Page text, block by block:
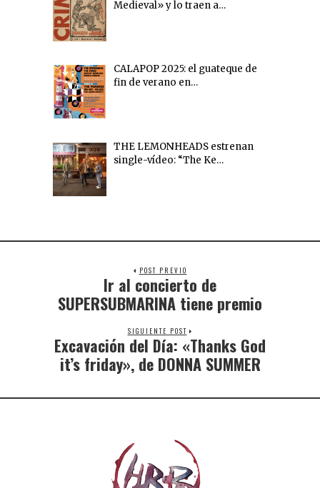
Medieval» y lo traen a…
CALAPOP 2025: el guateque de
fin de verano en…
THE LEMONHEADS estrenan
single-vídeo: “The Ke…
POST PREVIO
Ir al concierto de
SUPERSUBMARINA tiene premio
SIGUIENTE POST
Excavación del Día: «Thanks God
it’s friday», de DONNA SUMMER